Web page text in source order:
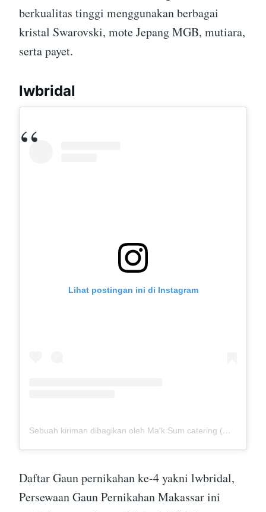
berkualitas tinggi menggunakan berbagai
kristal Swarovski, mote Jepang MGB, mutiara,
serta payet.
lwbridal
Lihat postingan ini di Instagram
Sebuah kiriman dibagikan oleh Ma'k Sum catering (@mak_sumcatering)
Daftar Gaun pernikahan ke-4 yakni lwbridal,
Persewaan Gaun Pernikahan Makassar ini